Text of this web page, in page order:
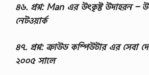
৪৬. প্রশ্ন: Man এর উৎকৃষ্ট উদাহরন –
নেটওয়ার্ক
৪৭. প্রশ্ন: ক্রাউড কম্পিউটার এর সেবা
২০০৫ সালে